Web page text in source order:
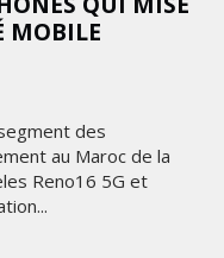
MOBILE
des
au Maroc de la
Reno16 5G et